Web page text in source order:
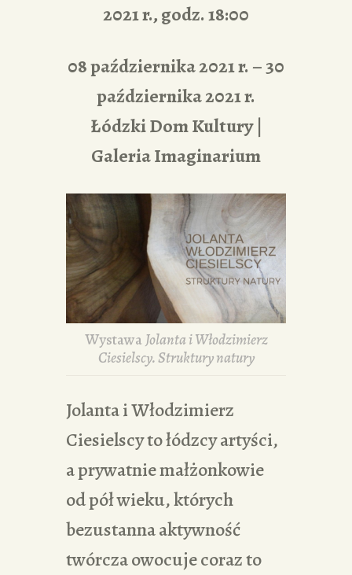
2021 r., godz. 18:00
08 października 2021 r. – 30
października 2021 r.
Łódzki Dom Kultury |
Galeria Imaginarium
Wystawa Jolanta i Włodzimierz
Ciesielscy. Struktury natury
Jolanta i Włodzimierz
Ciesielscy to łódzcy artyści,
a prywatnie małżonkowie
od pół wieku, których
bezustanna aktywność
twórcza owocuje coraz to